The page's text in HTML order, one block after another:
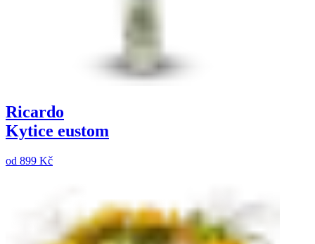
Ricardo
Kytice eustom
od 899 Kč